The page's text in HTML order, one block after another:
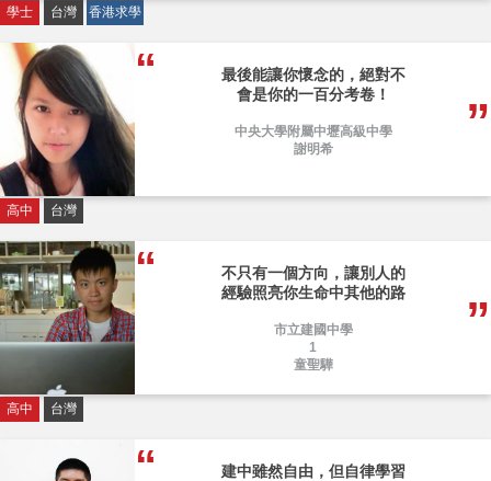
學士 台灣 香港求學
最後能讓你懷念的，絕對不
會是你的一百分考卷！
中央大學附屬中壢高級中學
謝明希
高中 台灣
不只有一個方向，讓別人的
經驗照亮你生命中其他的路
市立建國中學
1
童聖驊
高中 台灣
建中雖然自由，但自律學習